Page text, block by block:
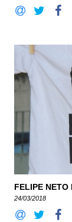
FELIPE NETO
24/03/2018